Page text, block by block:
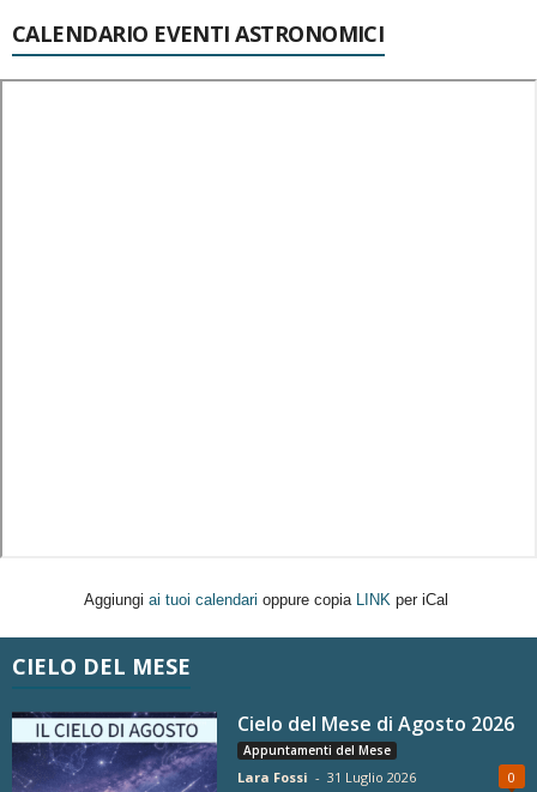
CALENDARIO EVENTI ASTRONOMICI
Aggiungi ai tuoi calendari oppure copia LINK per iCal
CIELO DEL MESE
Cielo del Mese di Agosto 2026
Appuntamenti del Mese
Lara Fossi - 31 Luglio 2026 0